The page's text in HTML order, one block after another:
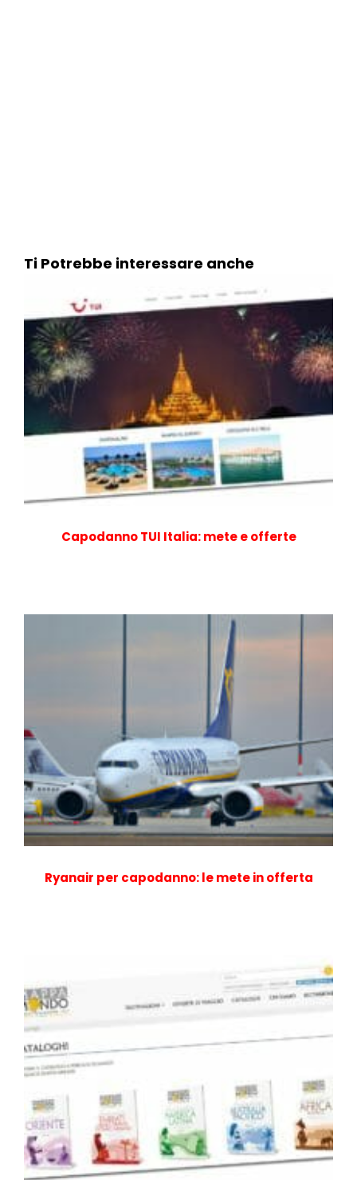
Ti Potrebbe interessare anche
Capodanno TUI Italia: mete e offerte
Ryanair per capodanno: le mete in offerta